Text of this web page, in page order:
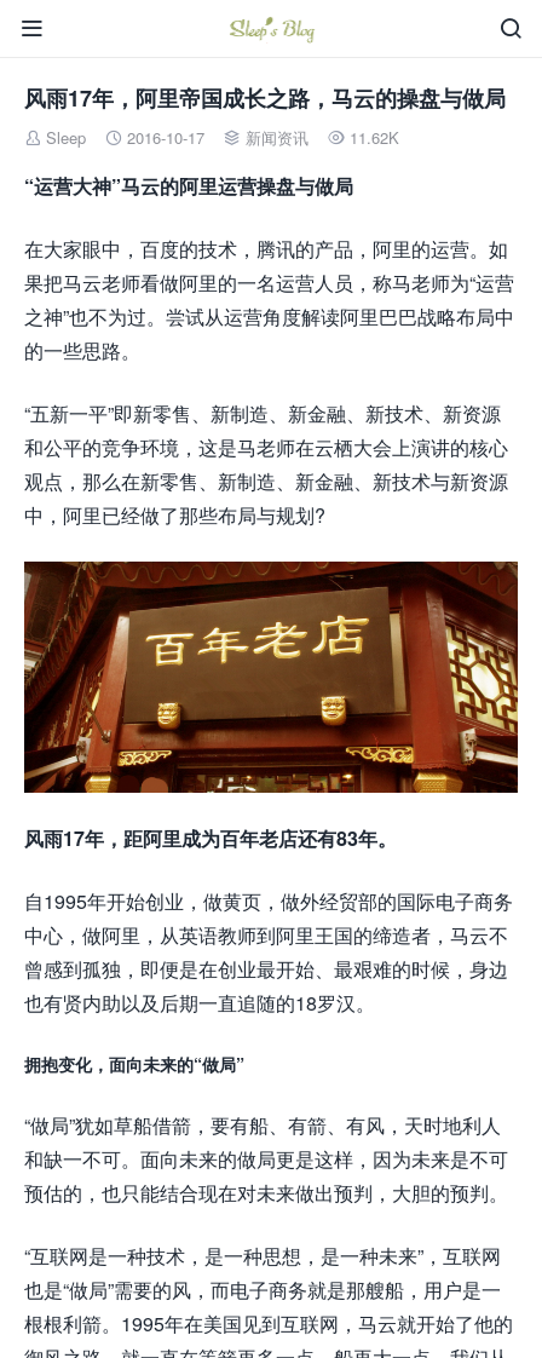


风雨17年，阿里帝国成长之路，马云的操盘与做局
 Sleep  2016-10-17  新闻资讯  11.62K
“运营大神”马云的阿里运营操盘与做局
在大家眼中，百度的技术，腾讯的产品，阿里的运营。如
果把马云老师看做阿里的一名运营人员，称马老师为“运营
之神”也不为过。尝试从运营角度解读阿里巴巴战略布局中
的一些思路。
“五新一平”即新零售、新制造、新金融、新技术、新资源
和公平的竞争环境，这是马老师在云栖大会上演讲的核心
观点，那么在新零售、新制造、新金融、新技术与新资源
中，阿里已经做了那些布局与规划?
风雨17年，距阿里成为百年老店还有83年。
自1995年开始创业，做黄页，做外经贸部的国际电子商务
中心，做阿里，从英语教师到阿里王国的缔造者，马云不
曾感到孤独，即便是在创业最开始、最艰难的时候，身边
也有贤内助以及后期一直追随的18罗汉。
拥抱变化，面向未来的“做局”
“做局”犹如草船借箭，要有船、有箭、有风，天时地利人
和缺一不可。面向未来的做局更是这样，因为未来是不可
预估的，也只能结合现在对未来做出预判，大胆的预判。
“互联网是一种技术，是一种思想，是一种未来”，互联网
也是“做局”需要的风，而电子商务就是那艘船，用户是一
根根利箭。1995年在美国见到互联网，马云就开始了他的